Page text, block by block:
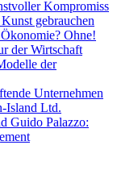
Kompromiss
gebrauchen
Ohne!
der Wirtschaft
der
Unternehmen
Island Ltd.
Guido Palazzo: